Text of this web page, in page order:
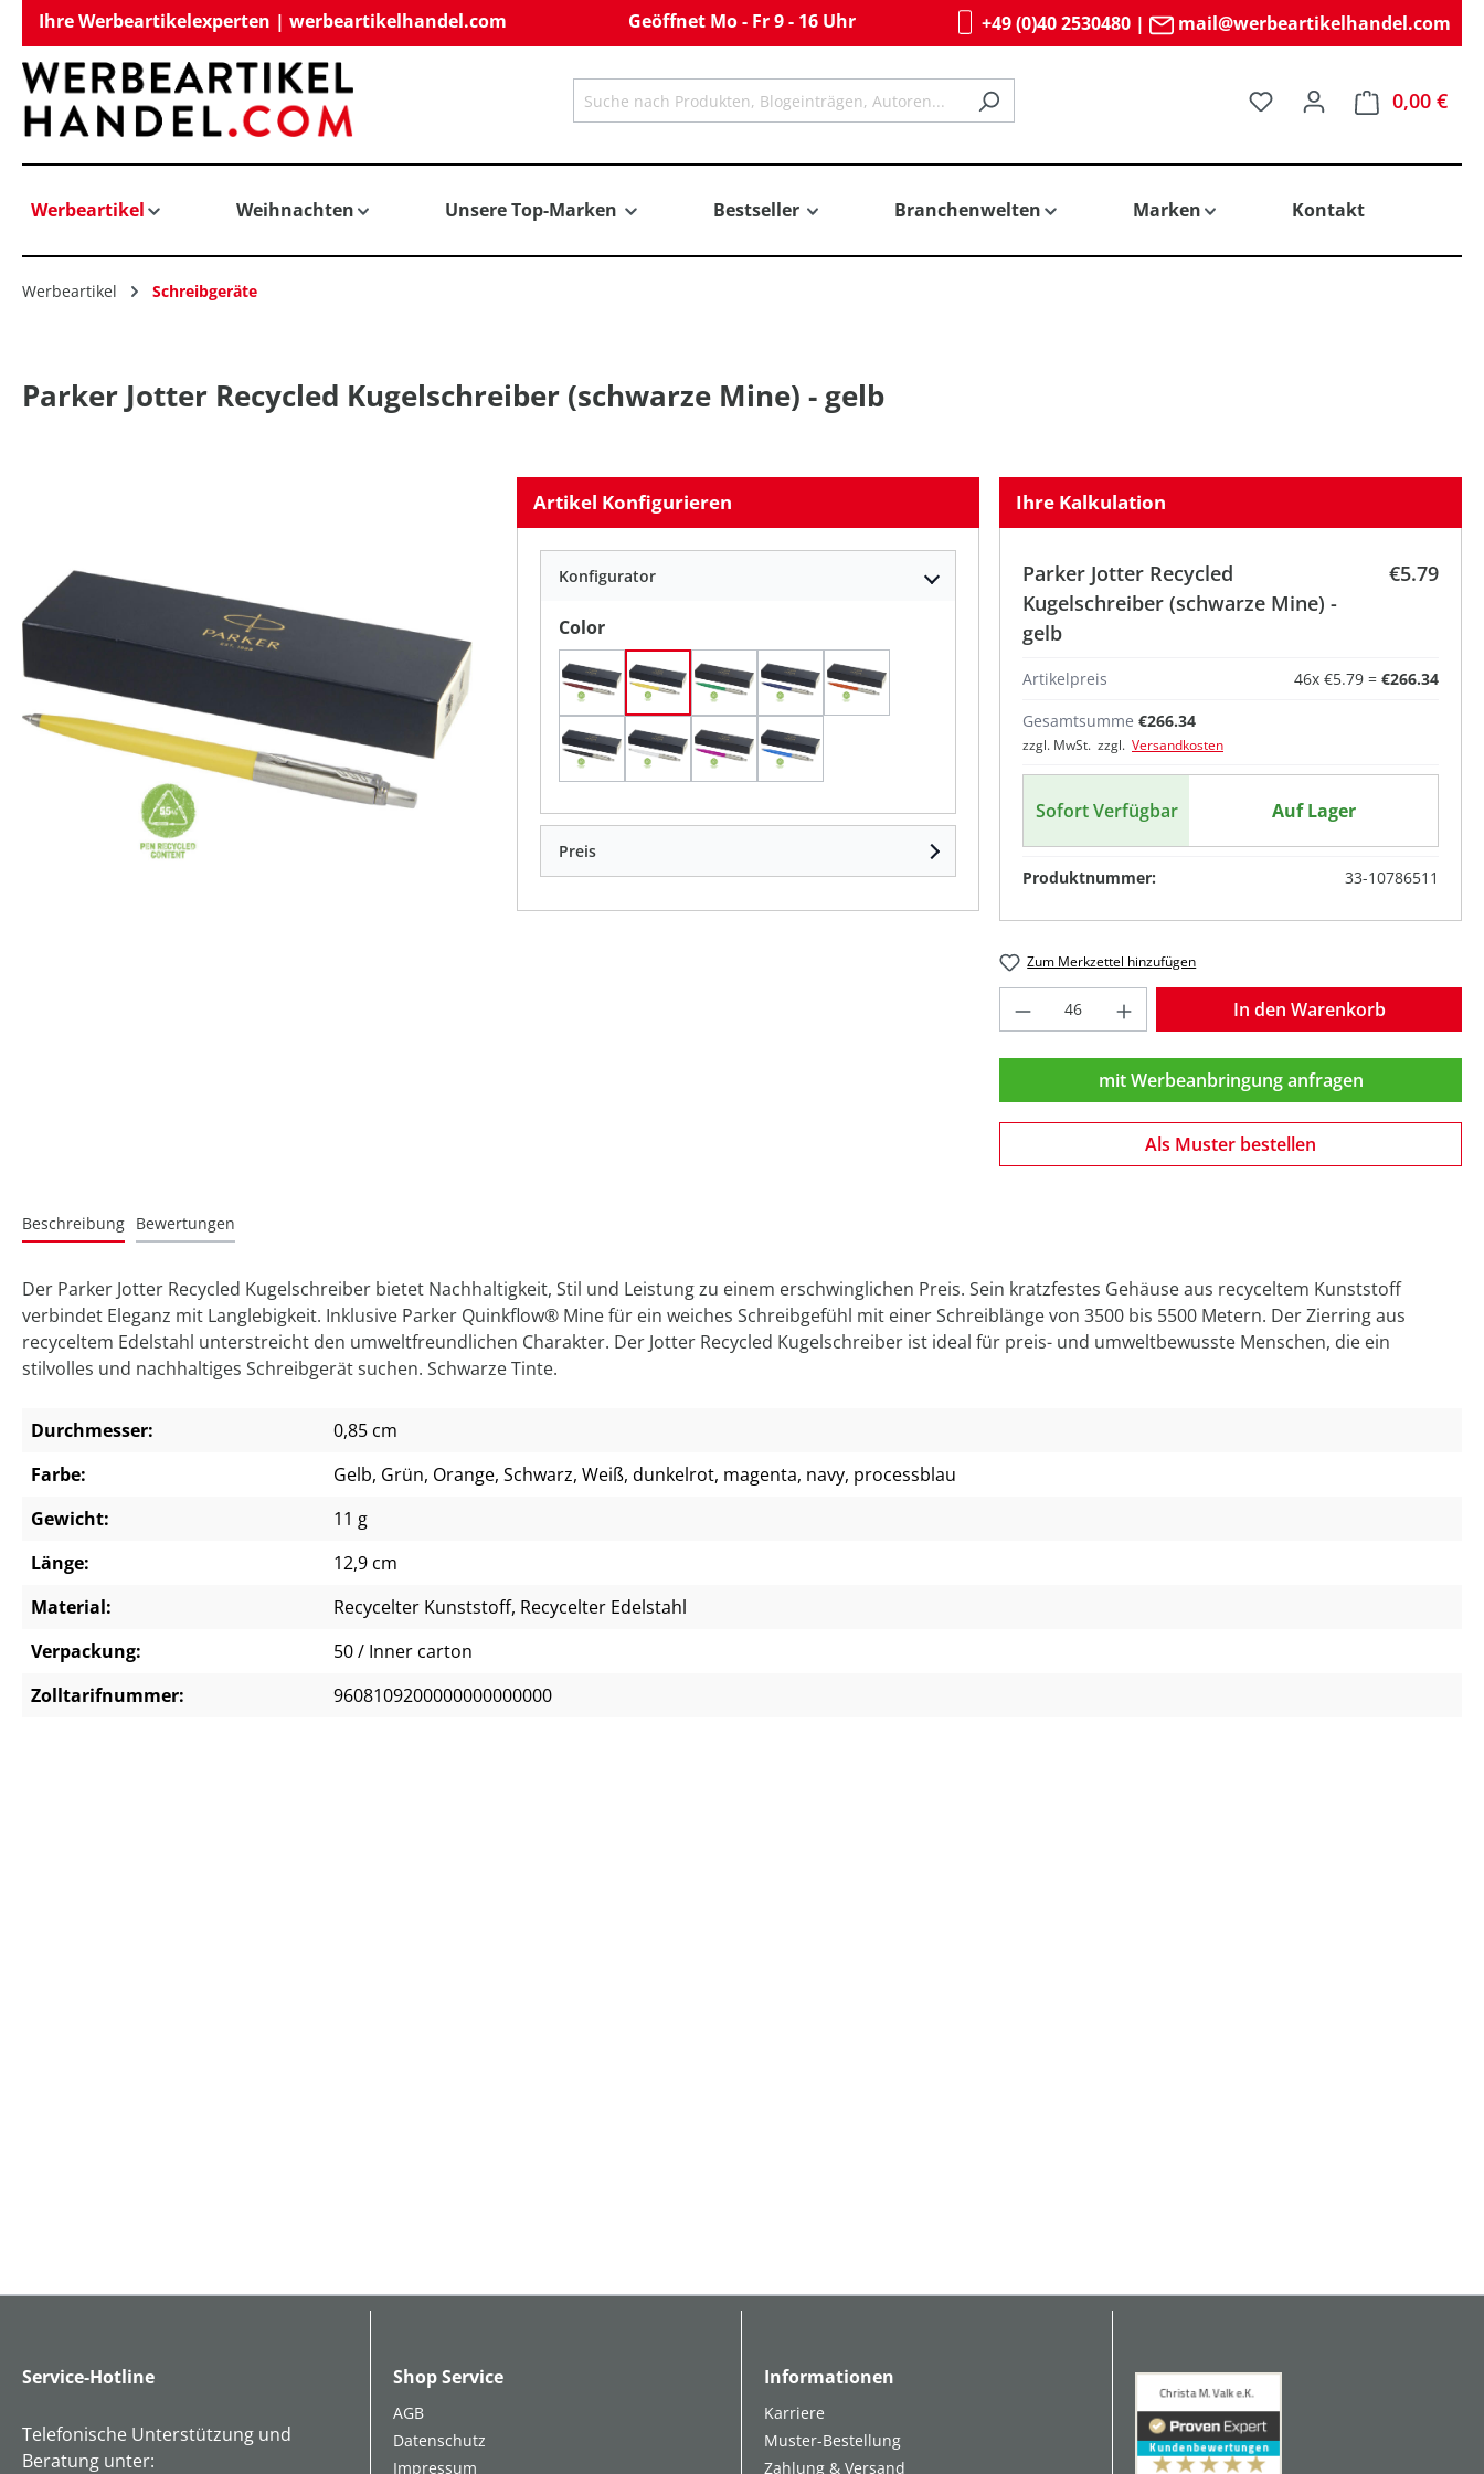
Zur Hauptnavigation springen
Ihre Werbeartikelexperten | werbeartikelhandel.com Geöffnet Mo - Fr 9 - 16 Uhr +49 (0)40 2530480| mail@werbeartikelhandel.com
Du hast 0 Produkte auf
0,00 €
Werbeartikel Weihnachten Unsere Top-Marken Bestseller Branchenwelten Marken Kontakt
Werbeartikel Schreibgeräte
Parker Jotter Recycled Kugelschreiber (schwarze Mine) - gelb
Artikel Konfigurieren
Konfigurator
Colorauswählen
Dunkelrot
Gelb Grün Navy Orange
SchwarzWeiß magentaprocessblau
Preis
Ihre Kalkulation
Parker Jotter Recycled
Kugelschreiber (schwarze Mine) -
gelb
€5.79
Artikelpreis 46x €5.79 = €266.34
Gesamtsumme €266.34
zzgl. MwSt. zzgl. Versandkosten
Sofort Verfügbar Auf Lager
Produktnummer: 33-10786511
Zum Merkzettel hinzufügen
Produkt Anzahl: Gib denIn den Warenkorb
mit Werbeanbringung anfragen
Als Muster bestellen
Beschreibung Bewertungen
Der Parker Jotter Recycled Kugelschreiber bietet Nachhaltigkeit, Stil und Leistung zu einem erschwinglichen Preis. Sein kratzfestes Gehäuse aus recyceltem Kunststoff
verbindet Eleganz mit Langlebigkeit. Inklusive Parker Quinkflow® Mine für ein weiches Schreibgefühl mit einer Schreiblänge von 3500 bis 5500 Metern. Der Zierring aus
recyceltem Edelstahl unterstreicht den umweltfreundlichen Charakter. Der Jotter Recycled Kugelschreiber ist ideal für preis- und umweltbewusste Menschen, die ein
stilvolles und nachhaltiges Schreibgerät suchen. Schwarze Tinte.
Durchmesser:
0,85 cm
Farbe:
Gelb, Grün, Orange, Schwarz, Weiß, dunkelrot, magenta, navy, processblau
Gewicht:
11 g
Länge:
12,9 cm
Material:
Recycelter Kunststoff, Recycelter Edelstahl
Verpackung:
50 / Inner carton
Zolltarifnummer:
9608109200000000000000
Service-Hotline
Telefonische Unterstützung und
Beratung unter:
Shop Service
AGB
Datenschutz
Impressum
Informationen
Karriere
Muster-Bestellung
Zahlung & Versand